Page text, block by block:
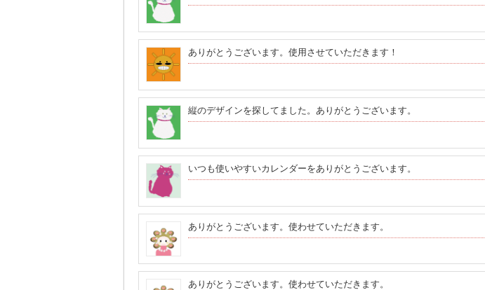
ありがとうございます。使用させていただきます！
縦のデザインを探してました。ありがとうございます。
いつも使いやすいカレンダーをありがとうございます。
ありがとうございます。使わせていただきます。
ありがとうございます。使わせていただきます。